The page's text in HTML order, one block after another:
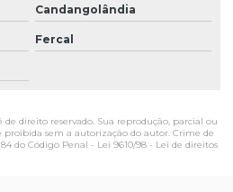
Candangolândia
Fercal
direito reservado. Sua reprodução, parcial ou
proibida sem a autorização do autor. Crime de
do Código Penal - Lei 9610/98 - Lei de direitos